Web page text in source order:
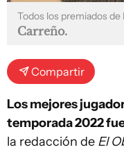
Todos los premiados de
Carreño.
Compartir
Los mejores
temporada 2022
la redacción de El